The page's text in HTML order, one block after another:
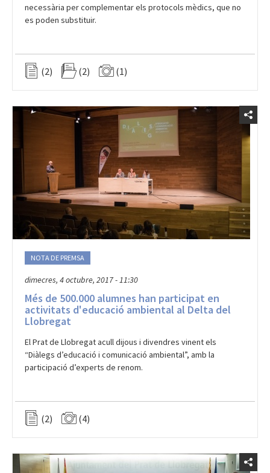
es poden substituir.
(2) (2) (1)
dimecres, 4 octubre, 2017 - 11:30
Més de 500.000 alumnes han participat en
activitats d'educació ambiental al Delta del
Llobregat
El Prat de Llobregat acull dijous i divendres vinent els
“Diàlegs d’educació i comunicació ambiental”, amb la
participació d’experts de renom.
(2) (4)